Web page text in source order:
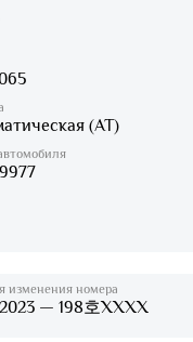
(AT)
изменения номера
— 198호XXXX